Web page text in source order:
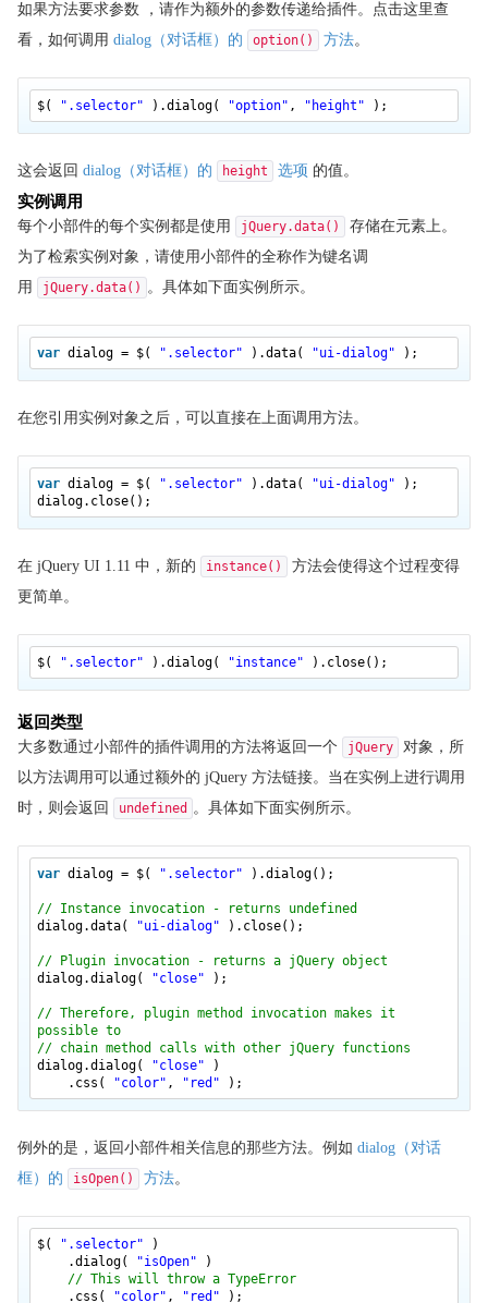
jQuery UI 实例
jQuery UI 拖动实例
jQuery UI 放置实例
jQuery UI 排序实例
jQuery UI 折叠面板实例
jQuery UI 自动完成实例
jQuery UI 日期选择器实例
jQuery UI 对话框实例
jQuery UI 菜单实例
jQuery UI滑块实例
jQuery UI 旋转器实例
jQuery UI 标签页实例
jQuery UI 工具提示框实例
jQuery UI 动画特效实例
jQuery UI 隐藏实例
jQuery UI 切换实例
jQuery UI 添加 Class 实例
jQuery UI 移除 Class 实例
jQuery UI 切换Class实例
jQuery UI 转换实例
jQuery UI 颜色动画实例
jQuery UI 定位实例
jQuery UI 部件库实例
如果方法要求参数 ，请作为额外的参数传递给插件。点击这里查
看，如何调用 dialog（对话框）的 option() 方法。
$( ".selector" ).dialog( "option" , "height" );
这会返回 dialog（对话框）的 height 选项 的值。
实例调用
每个小部件的每个实例都是使用 jQuery.data()
存储在元素上。
为了检索实例对象，请使用小部件的全称作为键名调
用
jQuery.data() 。具体如下面实例所示。
var dialog = $( ".selector" ).data( "ui-dialog" );
在您引用实例对象之后，可以直接在上面调用方法。
var dialog = $( ".selector" ).data( "ui-dialog"
);
dialog.close();
在 jQuery UI 1.11 中，新的 instance()
方法会使得这个过程变得
更简单。
$( ".selector" ).dialog( "instance" ).close();
返回类型
大多数通过小部件的插件调用的方法将返回一个 jQuery
对象，所
以方法调用可以通过额外的 jQuery 方法链接。当在实例上进行调用
时，则会返回
undefined 。具体如下面实例所示。
var dialog = $( ".selector" ).dialog();
// Instance invocation - returns undefined
dialog.data(
"ui-dialog" ).close();
// Plugin invocation - returns a jQuery object
dialog.dialog(
"close" );
// Therefore, plugin method invocation makes it
possible to
// chain method calls with other jQuery functions
dialog.dialog(
"close"
)
.css(
"color" , "red" );
例外的是，返回小部件相关信息的那些方法。例如 dialog（对话
框）的
isOpen() 方法。
$( ".selector"
)
.dialog(
"isOpen"
)
// This will throw a TypeError
.css(
"color" , "red" );